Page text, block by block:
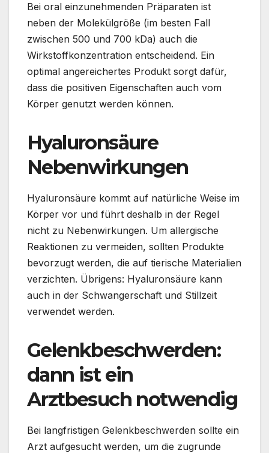
Bei oral einzunehmenden Präparaten ist
neben der Molekülgröße (im besten Fall
zwischen 500 und 700 kDa) auch die
Wirkstoffkonzentration entscheidend. Ein
optimal angereichertes Produkt sorgt dafür,
dass die positiven Eigenschaften auch vom
Körper genutzt werden können.
Hyaluronsäure
Nebenwirkungen
Hyaluronsäure kommt auf natürliche Weise im
Körper vor und führt deshalb in der Regel
nicht zu Nebenwirkungen. Um allergische
Reaktionen zu vermeiden, sollten Produkte
bevorzugt werden, die auf tierische Materialien
verzichten. Übrigens: Hyaluronsäure kann
auch in der Schwangerschaft und Stillzeit
verwendet werden.
Gelenkbeschwerden:
dann ist ein
Arztbesuch notwendig
Bei langfristigen Gelenkbeschwerden sollte ein
Arzt aufgesucht werden, um die zugrunde